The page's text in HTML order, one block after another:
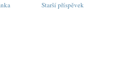
Starší příspěvek